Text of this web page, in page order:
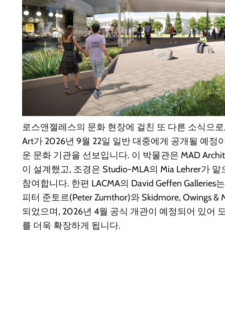
로스앤젤레스의 문화 현장에 걸친 또 다른 소식으로
Art가 2026년 9월 22일 일반 대중에게 공개될 예정
운 문화 기관을 선보입니다. 이 박물관은 MAD
이 설계했고, 조경은 Studio-MLA의 Mia Lehrer가
참여합니다. 한편 LACMA의 David Geffen Galleries
피터 준토르(Peter Zumthor)와 Skidmore, Owings
되었으며, 2026년 4월 공식 개관이 예정되어 있어
를 더욱 확장하게 됩니다.